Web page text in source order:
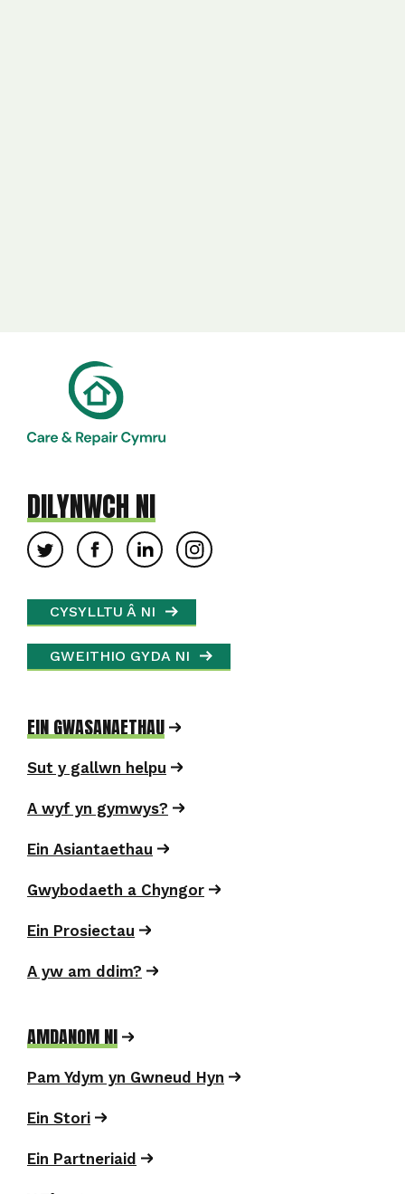
NEWYDDION
Os hoffech glywed mwy am y gwaith a wnawn i
wella cartrefi a newid bywydau, cofrestrwch
yn unol â'n Polisi Preifatrwydd. Mae hyn yn golygu
defnyddio eich manylion ac ni chânt byth eu
marchnata.
DILYNWCH NI
CYSYLLTU Â NI
GWEITHIO GYDA NI
EIN GWASANAETHAU
Sut y gallwn helpu
A wyf yn gymwys?
Ein Asiantaethau
Gwybodaeth a Chyngor
Ein Prosiectau
A yw am ddim?
AMDANOM NI
Pam Ydym yn Gwneud Hyn
Ein Stori
Ein Partneriaid